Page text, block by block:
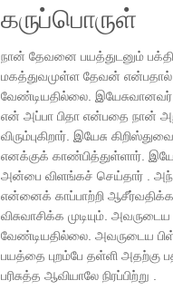
கருப்பொருள்
நான் தேவனை பயத்துடனும்
மகத்துவமுள்ள தேவன்
வேண்டியதில்லை.
என் அப்பா பிதா என்பதை நான்
விரும்புகிறார். இயேசு
எனக்குக் காண்பித்துள்ளார்.
அன்பை விளங்கச் செய்தார் .
என்னைக் காப்பாற்றி
விசுவாசிக்க முடியும்.
வேண்டியதில்லை. அவருடைய
பயத்தை புறம்பே தள்ளி அதற்கு
பரிசுத்த ஆவியாலே நிரப்பிற்று .